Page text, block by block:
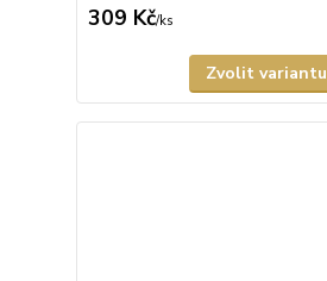
309 Kč/ks
Zvolit variantu